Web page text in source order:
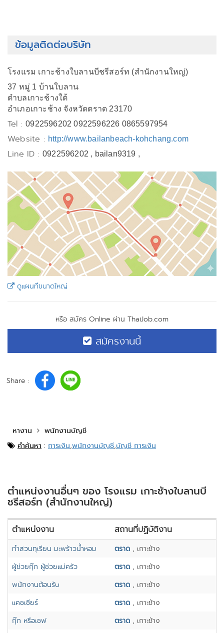
ข้อมูลติดต่อบริษัท
โรงแรม เกาะช้างใบลานบีชรีสอร์ท (สำนักงานใหญ่)
37 หมู่ 1 บ้านใบลาน
ตำบลเกาะช้างใต้
อำเภอเกาะช้าง จังหวัดตราด 23170
Tel :0922596202 0922596226 0865597954
Website : http://www.bailanbeach-kohchang.com
Line ID : 0922596202 , bailan9319 ,
ดูแผนที่ขนาดใหญ่
หรือ สมัคร Online ผ่าน ThaiJob.com
สมัครงานนี้
Share :
หางาน
พนักงานบัญชี
คำค้นหา : การเงิน,พนักงานบัญชี,บัญชี การเงิน
ตำแหน่งงานอื่นๆ ของ โรงแรม เกาะช้างใบลานบี
ชรีสอร์ท (สำนักงานใหญ่)
ตำแหน่งงาน สถานที่ปฏิบัติงาน
ทำสวนทุเรียน มะพร้าวน้ำหอม ตราด , เกาะช้าง
ผู้ช่วยกุ๊ก ผู้ช่วยแม่ครัว
ตราด , เกาะช้าง
พนักงานต้อนรับ
ตราด , เกาะช้าง
แคชเชียร์
ตราด , เกาะช้าง
กุ๊ก หรือเชฟ
ตราด , เกาะช้าง